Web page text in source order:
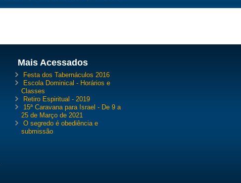
Mais Acessados
Festa dos Tabernáculos 2016
Escola Dominical - Horários e
Classes
Retiro Espiritual - 2019
15ª Caravana para Israel - De 9 a
25 de Março de 2021
O segredo é obediência e
submissão